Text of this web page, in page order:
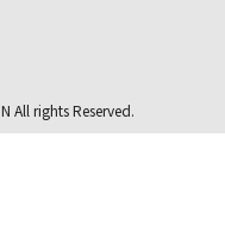
All rights Reserved.